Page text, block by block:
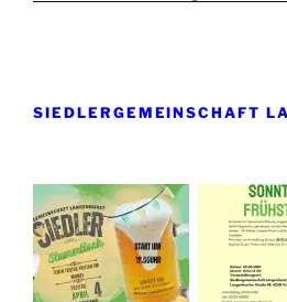
SIEDLERGEMEINSCHAFT